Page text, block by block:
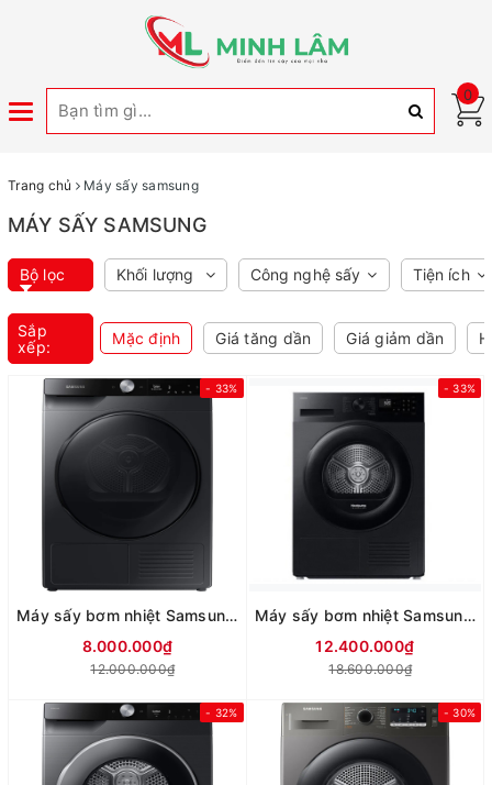
Toggle
0
Trang chủ Máy sấy samsung
MÁY SẤY SAMSUNG
Bộ lọc Khối lượng Công nghệ sấy Tiện ích
Sắp
xếp:
Mặc định Giá tăng dần Giá giảm dần
- 33%
Máy sấy bơm nhiệt Samsung 9 Kg DV90T7240BB/SV
8.000.000₫
12.000.000₫
- 33%
Máy sấy bơm nhiệt Samsung 10 Kg DV10BB9440GBSV (Mới 2025)
12.400.000₫
18.600.000₫
- 32% - 30%